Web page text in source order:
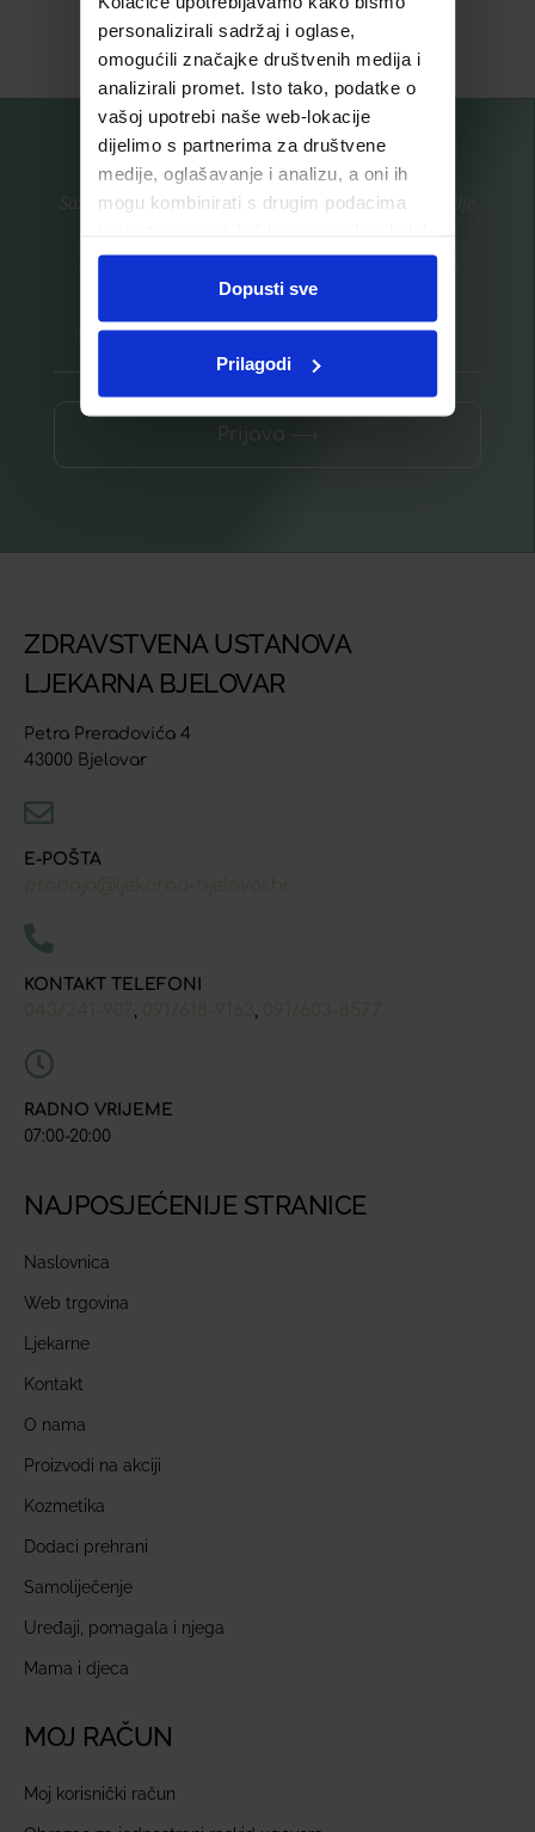
personalizirali sadržaj i oglase,
omogućili značajke društvenih medija i
analizirali promet. Isto tako, podatke o
vašoj upotrebi naše web-lokacije
dijelimo s partnerima za društvene
medije, oglašavanje i analizu, a oni ih
mogu kombinirati s drugim podacima
ste upotrebljavali njihove usluge.
Dopusti sve
Prilagodi
Pročitaj više
Saznajte prvi za nove proizvode i ekskluzivne promocije
Prijavite se na listu za novosti
Prijava ⟶
ZDRAVSTVENA USTANOVA
LJEKARNA BJELOVAR
Petra Preradovića 4
43000 Bjelovar
E-POŠTA
KONTAKT TELEFONI
RADNO VRIJEME
07:00-20:00
NAJPOSJEĆENIJE STRANICE
Naslovnica
Web trgovina
Ljekarne
Kontakt
O nama
Proizvodi na akciji
Kozmetika
Dodaci prehrani
Samoliječenje
Uređaji, pomagala i njega
Mama i djeca
MOJ RAČUN
Moj korisnički račun